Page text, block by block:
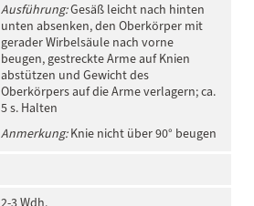
Ausführung:Gesäß leicht nach hinten
unten absenken, den Oberkörper mit
gerader Wirbelsäule nach vorne
beugen, gestreckte Arme auf Knien
abstützen und Gewicht des
Oberkörpers auf die Arme verlagern; ca.
5 s. Halten
Anmerkung:Knie nicht über 90° beugen